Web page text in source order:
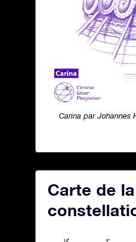
Carina par Johannes
Carte de la